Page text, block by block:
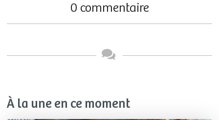
0 commentaire
À la une en ce moment